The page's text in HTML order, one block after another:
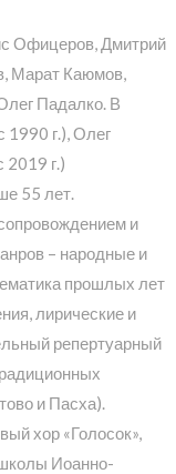
Офицеров, Дмитрий
Марат Каюмов,
Падалко. В
г.), Олег
2019 г.)
55 лет.
и
– народные и
прошлых лет
лирические и
репертуарный
и Пасха).
хор «Голосок»,
Иоанно-